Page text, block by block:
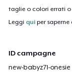
taglie o colori errati o
Leggi qui per saperne
ID campagne
new-babyz71-onesie